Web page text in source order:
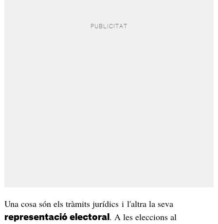
Una cosa són els tràmits jurídics i l'altra la seva
representació electoral . A les eleccions al